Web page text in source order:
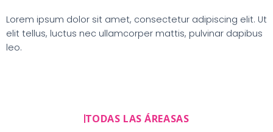
Lorem ipsum dolor sit amet, consectetur adipiscing elit. Ut
elit tellus, luctus nec ullamcorper mattis, pulvinar dapibus
leo.
TODAS LAS ÁREASAS